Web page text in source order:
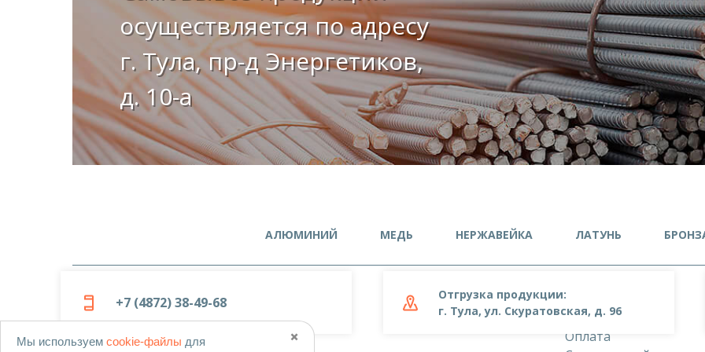
осуществляется по адресу
г. Тула, пр-д Энергетиков,
д. 10-а
+7 (4872) 38-49-68
Отгрузка продукции:
г. Тула, ул. Скуратовская, д. 96
АЛЮМИНИЙ МЕДЬ НЕРЖАВЕЙКА ЛАТУНЬ
О компании
Доставка
Оплата
✖️
Мы используем cookie-файлы для